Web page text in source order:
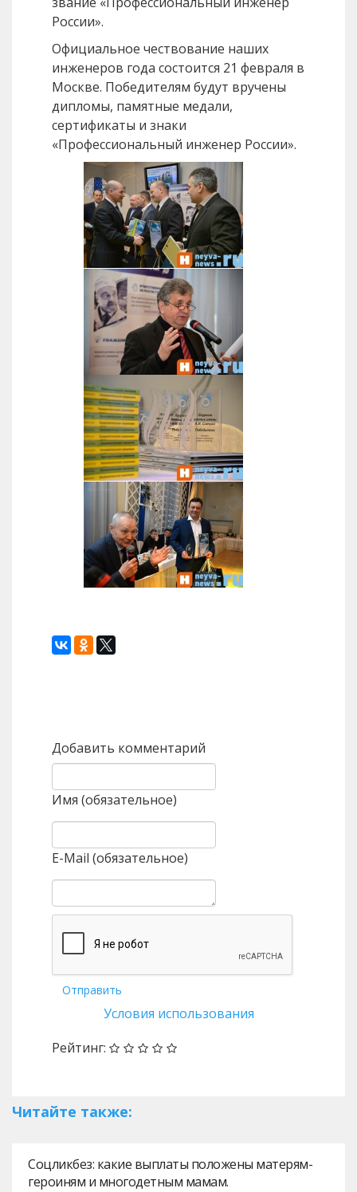
России».
Официальное чествование наших
инженеров года состоится 21 февраля в
Москве. Победителям будут вручены
дипломы, памятные медали,
сертификаты и знаки
«Профессиональный инженер России».
Добавить комментарий
Имя (обязательное)
E-Mail (обязательное)
Отправить
Условия использования
Рейтинг:
Читайте также:
Соцликбез: какие выплаты положены матерям-
героиням и многодетным мамам.